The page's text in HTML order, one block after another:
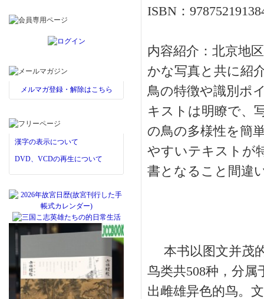
メルマガ登録・解除はこちら
漢字の表示について
DVD、VCDの再生について
ISBN：
内容紹介：北京地
かな写真と共に紹
鳥の特徴や識別ポ
キストは明瞭で、
の鳥の多様性を簡
やすいテキストが
書となること間違
本书以图文并茂
鸟类共508种，分属
出雌雄异色的鸟。